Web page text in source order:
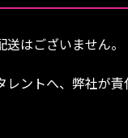
はございません。
レントへ、弊社が責